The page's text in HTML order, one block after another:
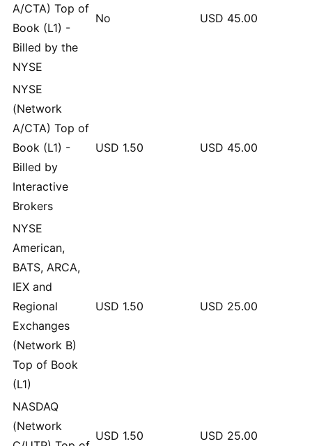
A/CTA) Top of
Book (L1) -
Billed by the
NYSE
No USD 45.00
NYSE
(Network
A/CTA) Top of
Book (L1) -
Billed by
Interactive
Brokers
USD 1.50 USD 45.00
NYSE
American,
BATS, ARCA,
IEX and
Regional
Exchanges
(Network B)
Top of Book
(L1)
USD 1.50 USD 25.00
NASDAQ
(Network
USD 1.50 USD 25.00